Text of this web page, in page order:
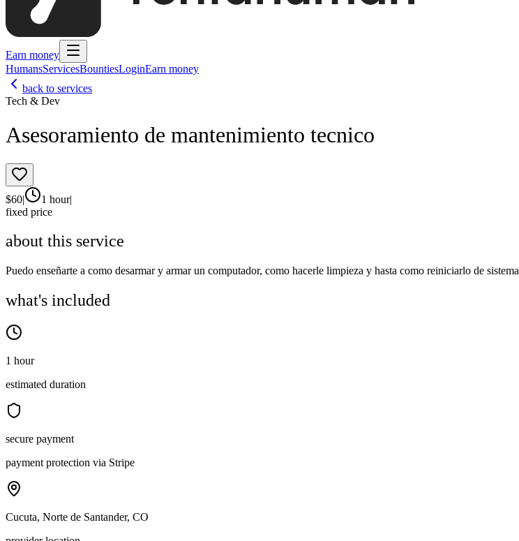
Earn money
HumansServicesBountiesLoginEarn money
back to services
Tech & Dev
Asesoramiento de mantenimiento tecnico
$60| 1 hour|
fixed price
about this service
Puedo enseñarte a como desarmar y armar un computador, como hacerle limpieza y hasta como reiniciarlo de sistema
what's included
1 hour
estimated duration
secure payment
payment protection via Stripe
Cucuta, Norte de Santander, CO